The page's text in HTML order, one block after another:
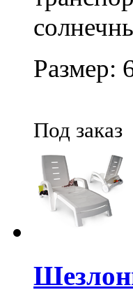
Размер:
Под заказ